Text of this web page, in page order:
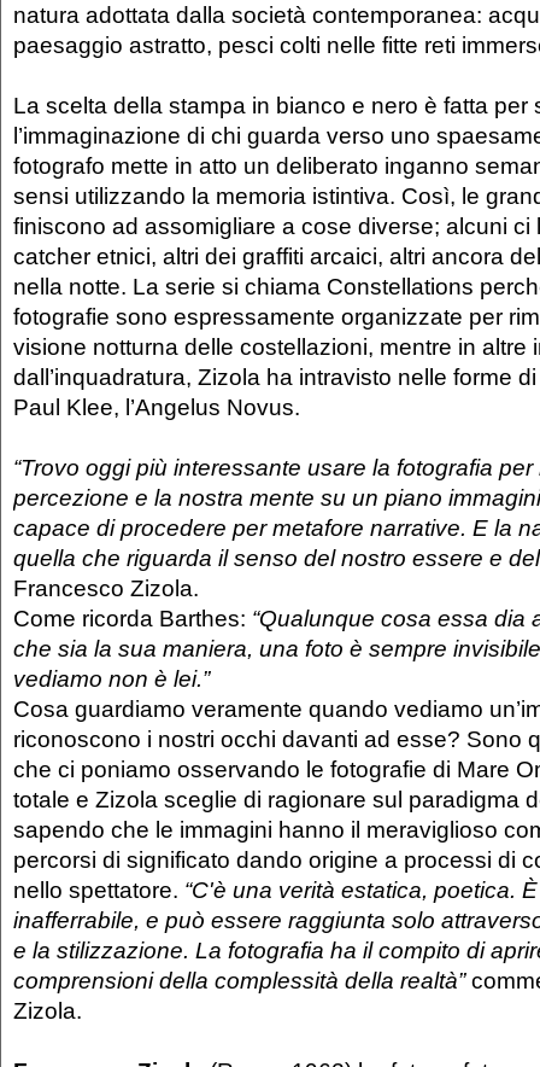
natura adottata dalla società contemporanea:
paesaggio astratto, pesci colti nelle fitte reti
La scelta della stampa in bianco e nero è fatta per
l’immaginazione di chi guarda verso uno
fotografo mette in atto un deliberato inganno
sensi utilizzando la memoria istintiva. Così, le
finiscono ad assomigliare a cose diverse; alcuni ci
catcher etnici, altri dei graffiti arcaici, altri ancora
nella notte. La serie si chiama Constellations
fotografie sono espressamente organizzate per
visione notturna delle costellazioni, mentre in altre
dall’inquadratura, Zizola ha intravisto nelle forme
Paul Klee, l’Angelus Novus.
“Trovo oggi più interessante usare la fotografia
percezione e la nostra mente su un piano
capace di procedere per metafore narrative. E la
quella che riguarda il senso del nostro essere e
Francesco Zizola.
Come ricorda Barthes: “Qualunque cosa essa dia
che sia la sua maniera, una foto è sempre
vediamo non è lei.”
Cosa guardiamo veramente quando vediamo
riconoscono i nostri occhi davanti ad esse? Sono
che ci poniamo osservando le fotografie di Mare
totale e Zizola sceglie di ragionare sul paradigma
sapendo che le immagini hanno il meraviglioso
percorsi di significato dando origine a processi di
nello spettatore. “C'è una verità estatica, poetica.
inafferrabile, e può essere raggiunta solo
e la stilizzazione. La fotografia ha il compito di
comprensioni della complessità della realtà”
Zizola.